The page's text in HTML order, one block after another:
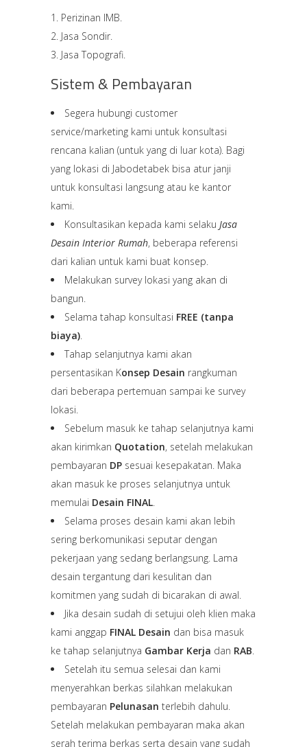
Perizinan IMB.
Jasa Sondir.
Jasa Topografi.
Sistem & Pembayaran
Segera hubungi customer
service/marketing kami untuk konsultasi
rencana kalian (untuk yang di luar kota). Bagi
yang lokasi di Jabodetabek bisa atur janji
untuk konsultasi langsung atau ke kantor
kami.
Konsultasikan kepada kami selaku Jasa
Desain Interior Rumah, beberapa referensi
dari kalian untuk kami buat konsep.
Melakukan survey lokasi yang akan di
bangun.
Selama tahap konsultasi FREE (tanpa
biaya).
Tahap selanjutnya kami akan
persentasikan Konsep Desain rangkuman
dari beberapa pertemuan sampai ke survey
lokasi.
Sebelum masuk ke tahap selanjutnya kami
akan kirimkan Quotation, setelah melakukan
pembayaran DP sesuai kesepakatan. Maka
akan masuk ke proses selanjutnya untuk
memulai Desain FINAL.
Selama proses desain kami akan lebih
sering berkomunikasi seputar dengan
pekerjaan yang sedang berlangsung. Lama
desain tergantung dari kesulitan dan
komitmen yang sudah di bicarakan di awal.
Jika desain sudah di setujui oleh klien maka
kami anggap FINAL Desain dan bisa masuk
ke tahap selanjutnya Gambar Kerja dan RAB.
Setelah itu semua selesai dan kami
menyerahkan berkas silahkan melakukan
pembayaran Pelunasan terlebih dahulu.
Setelah melakukan pembayaran maka akan
serah terima berkas serta desain yang sudah